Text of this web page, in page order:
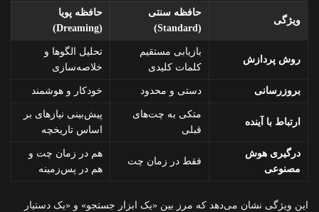
ویژگی
حافظه سنتی
(Standard)
حافظه پویا
(Dreaming)
روش پردازش
بازیابی مستقیم
کلمات کلیدی
تحلیل الگوها و
خلاصه‌سازی
بروزرسانی دستی و محدود خودکار و هوشمند
ارتباط با آینده
متکی به چت‌های
قبلی
پیش‌بینی نیازهای بر
اساس تاریخچه
درگیری هوش
مصنوعی
فقط در زمان چت
هم در زمان چت و
هم در پس‌زمینه
این ویژگی نشان می‌دهد که مرز بین «یک ابزار جستجو» و «یک دستیار